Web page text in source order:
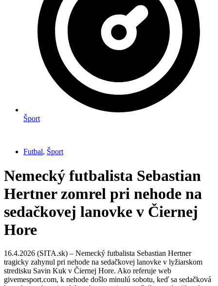
Šport
Futbal, Šport
Nemecký futbalista Sebastian
Hertner zomrel pri nehode na
sedačkovej lanovke v Čiernej
Hore
16.4.2026 (SITA.sk) – Nemecký futbalista Sebastian Hertner
tragicky zahynul pri nehode na sedačkovej lanovke v lyžiarskom
stredisku Savin Kuk v Čiernej Hore. Ako referuje web
givemesport.com, k nehode došlo minulú sobotu, keď sa sedačková